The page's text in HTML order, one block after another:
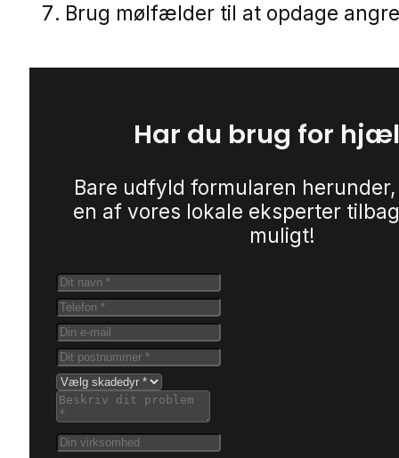
Brug mølfælder til at opdage
Har du brug for
Bare udfyld formularen
en af vores lokale eksperter
muligt!